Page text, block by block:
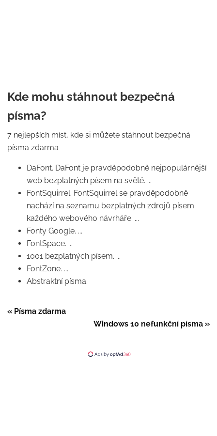
Kde mohu stáhnout bezpečná
písma?
7 nejlepších míst, kde si můžete stáhnout bezpečná
písma zdarma
DaFont. DaFont je pravděpodobně nejpopulárnější
web bezplatných písem na světě. ...
FontSquirrel. FontSquirrel se pravděpodobně
nachází na seznamu bezplatných zdrojů písem
každého webového návrháře. ...
Fonty Google. ...
FontSpace. ...
1001 bezplatných písem. ...
FontZone. ...
Abstraktní písma.
« Písma zdarma
Windows 10 nefunkční písma »